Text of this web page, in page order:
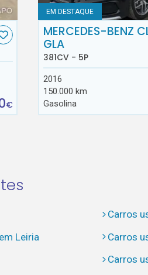
€
EM DESTAQUE
MERCEDES-BENZ
GLA
381CV - 5P
2016
150.000 km
Gasolina
Carros
Leiria
Carros
Carros